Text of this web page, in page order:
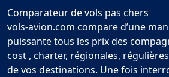
Comparateur de vols pas chers
vols-avion.com compare d’une
puissante tous les prix des
cost , charter, régionales,
de vos destinations. Une fois